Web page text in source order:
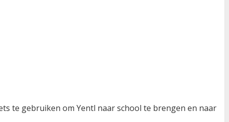
te gebruiken om Yentl naar school te brengen en naar